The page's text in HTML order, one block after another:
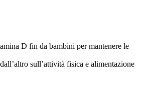
D fin da bambini per mantenere le
sull’attività fisica e alimentazione